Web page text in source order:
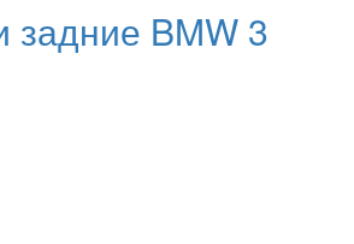
задние BMW 3